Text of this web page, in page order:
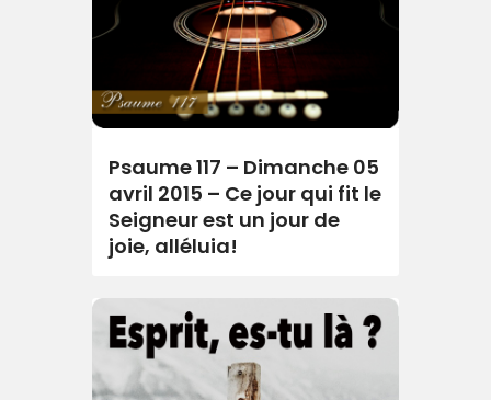
Psaume 117 – Dimanche 05
avril 2015 – Ce jour qui fit le
Seigneur est un jour de
joie, alléluia!